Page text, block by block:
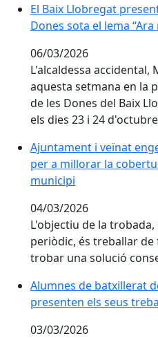
El Baix Llobregat
El Baix Llobregat
Dones sota el lema
06/03/2026
L'alcaldessa accidental,
aquesta setmana en la
de les Dones del Baix
els dies 23 i 24
Ajuntament i veïnat
Ajuntament i veïnat
per a millorar la
municipi
04/03/2026
L'objectiu de la
periòdic, és treballar
trobar una solució
Alumnes de batxillerat
Alumnes de batxillerat
presenten els seus
03/03/2026